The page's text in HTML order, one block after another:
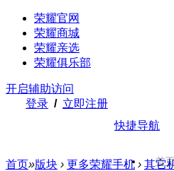
荣耀官网
荣耀商城
荣耀亲选
荣耀俱乐部
开启辅助访问
登录 / 立即注册
快捷导航
首
首页»版块 › 更多荣耀手机 › 其它